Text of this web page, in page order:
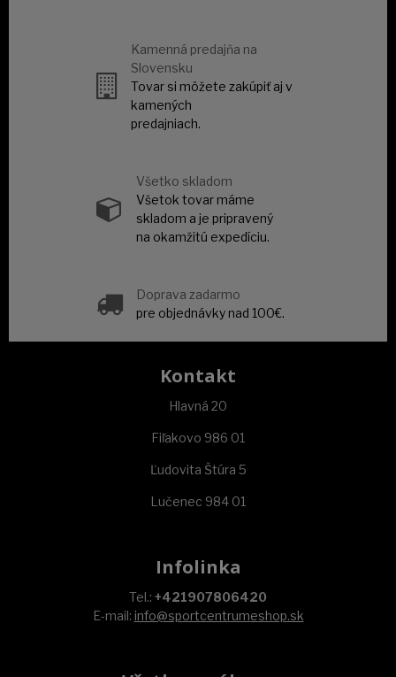
Kamenná predajňa na
Slovensku
Tovar si môžete zakúpiť aj v
kamených
predajniach.
Všetko skladom
Všetok tovar máme
skladom a je pripravený
na okamžitú expedíciu.
Doprava zadarmo
pre objednávky nad 100€.
Kontakt
Hlavná 20
Fiľakovo 986 01
Ľudovita Štúra 5
Lučenec 984 01
Infolinka
Tel.: +421907806420
E-mail: info@sportcentrumeshop.sk